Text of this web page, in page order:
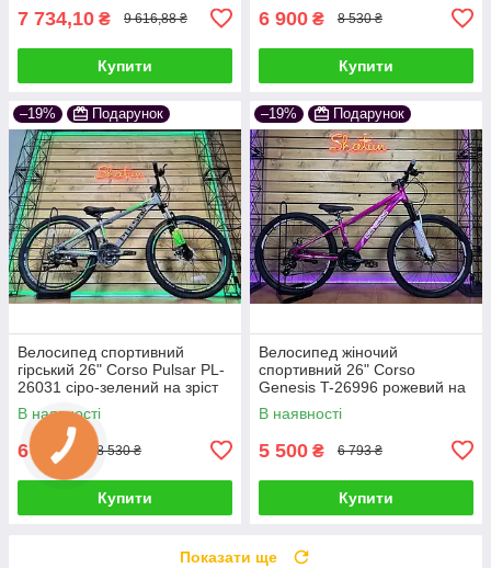
7 734,10 ₴ 9 616,88 ₴
Купити
6 900 ₴ 8 530 ₴
Купити
–19% Подарунок
Велосипед спортивний
гірський 26" Corso Pulsar PL-
26031 сіро-зелений на зріст
130-145 см УЦІНКА
ПОДРЯПИНИ НА РАМІ
В наявності
6 900₴ 8 530 ₴
Купити
–19% Подарунок
Велосипед жіночий
спортивний 26" Corso
Genesis T-26996 рожевий на
зріст 130-145 см УЦІНКА
ПОДРЯПИНИ НА РАМІ !
В наявності
5 500 ₴ 6 793 ₴
Купити
Показати ще